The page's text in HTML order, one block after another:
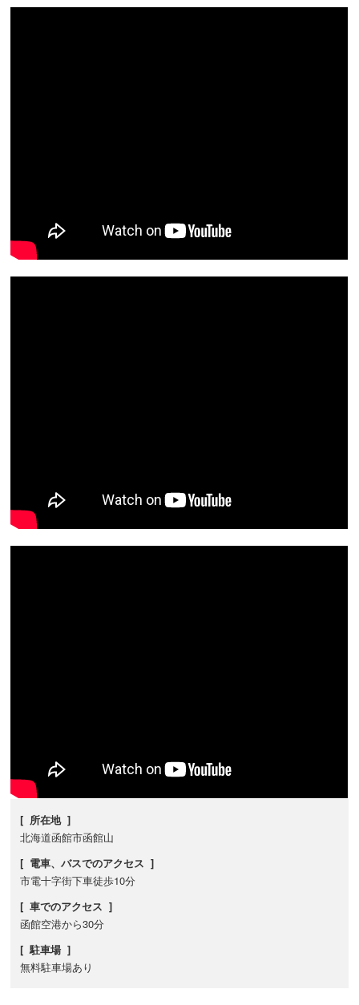
[ 所在地 ]
北海道函館市函館山
[ 電車、バスでのアクセス ]
市電十字街下車徒歩10分
[ 車でのアクセス ]
函館空港から30分
[ 駐車場 ]
無料駐車場あり